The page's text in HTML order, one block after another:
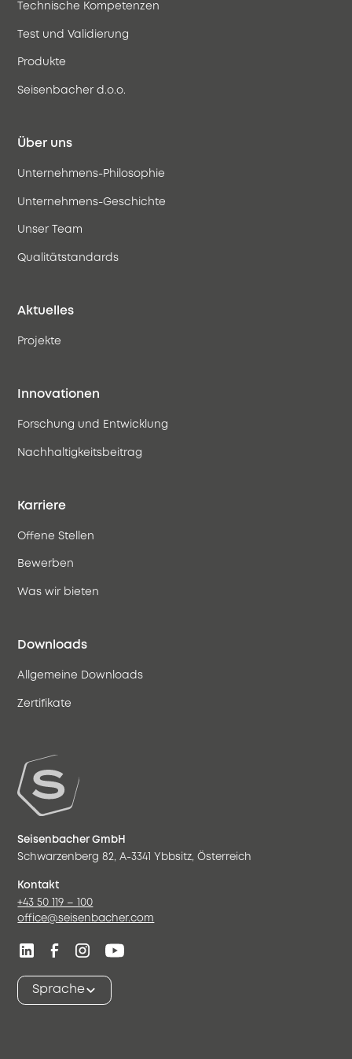
Technische Kompetenzen
Test und Validierung
Produkte
Seisenbacher d.o.o.
Über uns
Unternehmens-Philosophie
Unternehmens-Geschichte
Unser Team
Qualitätstandards
Aktuelles
Projekte
Innovationen
Forschung und Entwicklung
Nachhaltigkeitsbeitrag
Karriere
Offene Stellen
Bewerben
Was wir bieten
Downloads
Allgemeine Downloads
Zertifikate
Seisenbacher GmbH
Schwarzenberg 82, A-3341 Ybbsitz, Österreich
Kontakt
+43 50 119 – 100
office@seisenbacher.com
Sprache